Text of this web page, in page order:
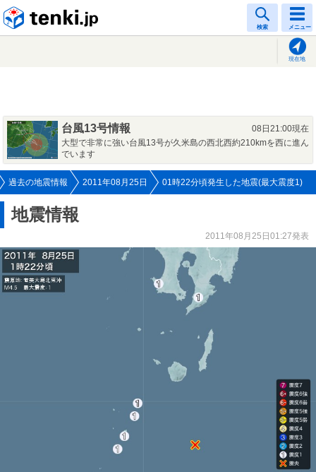
検索 メニュー
現在地
台風13号情報
08日21:00現在
大型で非常に強い台風13号が久米島の西北西約210kmを西に進ん
でいます
過去の地震情報 2011年08月25日 01時22分頃発生した地震(最大震度1)
地震情報
2011年08月25日01:27発表